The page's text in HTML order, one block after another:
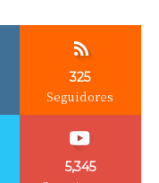
325
Seguidores
5,345